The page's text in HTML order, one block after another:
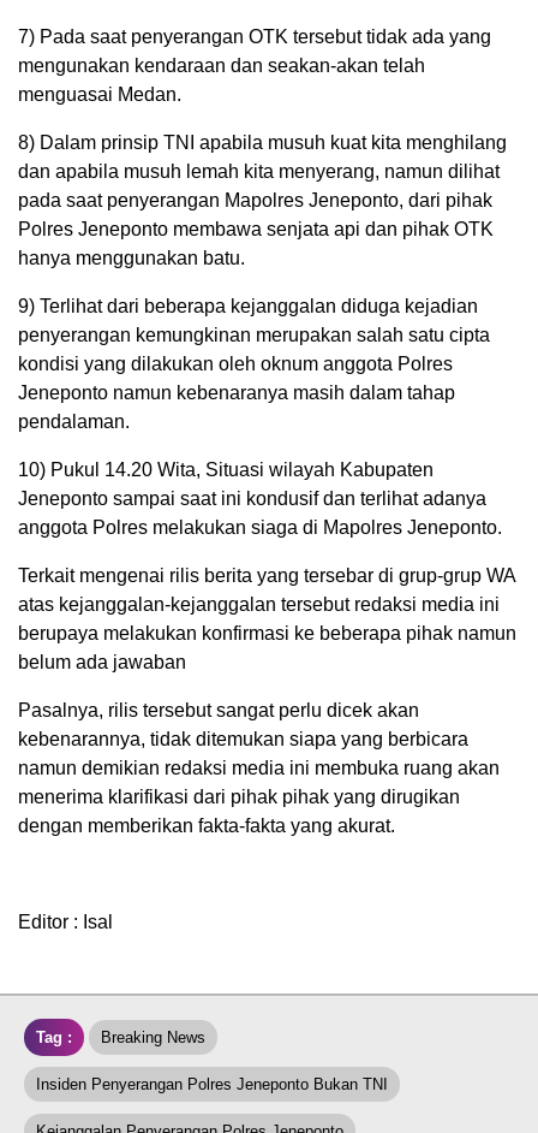
7) Pada saat penyerangan OTK tersebut tidak ada yang
mengunakan kendaraan dan seakan-akan telah
menguasai Medan.
8) Dalam prinsip TNI apabila musuh kuat kita menghilang
dan apabila musuh lemah kita menyerang, namun dilihat
pada saat penyerangan Mapolres Jeneponto, dari pihak
Polres Jeneponto membawa senjata api dan pihak OTK
hanya menggunakan batu.
9) Terlihat dari beberapa kejanggalan diduga kejadian
penyerangan kemungkinan merupakan salah satu cipta
kondisi yang dilakukan oleh oknum anggota Polres
Jeneponto namun kebenaranya masih dalam tahap
pendalaman.
10) Pukul 14.20 Wita, Situasi wilayah Kabupaten
Jeneponto sampai saat ini kondusif dan terlihat adanya
anggota Polres melakukan siaga di Mapolres Jeneponto.
Terkait mengenai rilis berita yang tersebar di grup-grup WA
atas kejanggalan-kejanggalan tersebut redaksi media ini
berupaya melakukan konfirmasi ke beberapa pihak namun
belum ada jawaban
Pasalnya, rilis tersebut sangat perlu dicek akan
kebenarannya, tidak ditemukan siapa yang berbicara
namun demikian redaksi media ini membuka ruang akan
menerima klarifikasi dari pihak pihak yang dirugikan
dengan memberikan fakta-fakta yang akurat.
Editor : Isal
Tag : Breaking News
Insiden Penyerangan Polres Jeneponto Bukan TNI